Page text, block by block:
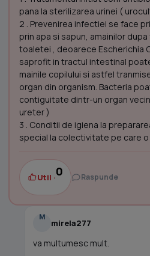
pana la sterilizarea urinei (
2 . Prevenirea infectiei se face
prin apa si sapun, amainilor
toaletei , deoarece Escherichia
saprofit in tractul intestinal
mainile copilului si astfel
organ din organism. Bacteria
contiguitate dintr-un organ
ureter )
3 . Conditii de igiena la
special la colectivitate pe care
Util ·0 Raspunde
M
mirela277
va multumesc mult.